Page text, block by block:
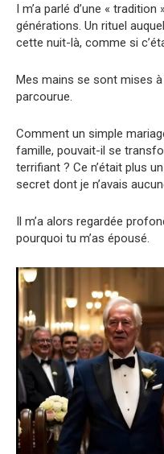
I m’a parlé d’une «
générations. Un rituel
cette nuit-là, comme si
Mes mains se sont mises
parcourue.
Comment un simple
famille, pouvait-il se
terrifiant ? Ce n’était plus
secret dont je n’avais
Il m’a alors regardée
pourquoi tu m’as épousé.